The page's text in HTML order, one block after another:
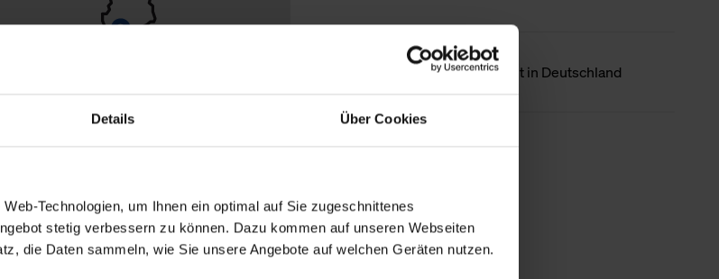
Details Über Cookies
Technologien, um Ihnen ein optimal auf Sie zugeschnittenes
stetig verbessern zu können. Dazu kommen auf unseren Webseiten
die Daten sammeln, wie Sie unsere Angebote auf welchen Geräten nutzen.
Burladingen
Hergestellt in Deutschland
Weniger Details